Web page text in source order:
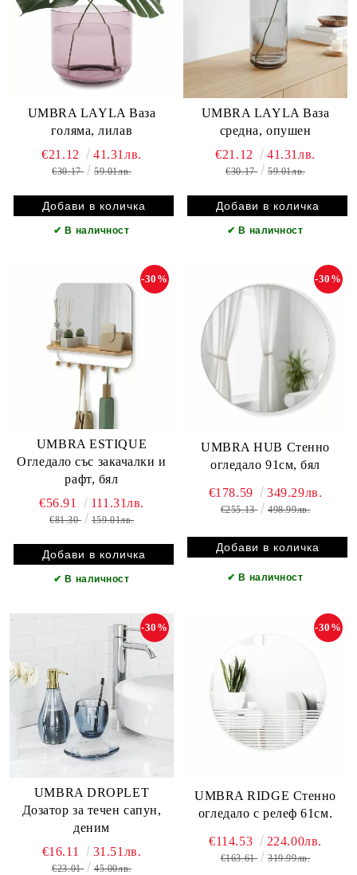
UMBRA LAYLA Ваза
голяма, лилав
€21.12 41.31лв.
€30.17 59.01лв.
✔ В наличност
UMBRA LAYLA Ваза
средна, опушен
€21.12 41.31лв.
€30.17 59.01лв.
✔ В наличност
UMBRA ESTIQUE
Огледало със закачалки и
рафт, бял
-30%
€56.91 111.31лв.
€81.30 159.01лв.
✔ В наличност
UMBRA HUB Стенно
огледало 91см, бял
-30%
€178.59 349.29лв.
€255.13 498.99лв.
✔ В наличност
UMBRA DROPLET
Дозатор за течен сапун,
деним
-30%
€16.11 31.51лв.
€23.01 45.00лв.
UMBRA RIDGE Стенно
огледало с релеф 61см.
-30%
€114.53 224.00лв.
€163.61 319.99лв.